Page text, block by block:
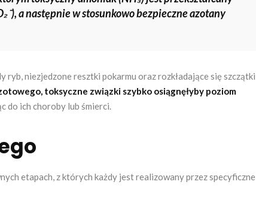
a następnie w stosunkowo bezpieczne azotany
ryb, niezjedzone resztki pokarmu oraz rozkładające się szczątki
toksyczne związki szybko osiągnęłyby poziom
do ich choroby lub śmierci.
etapach, z których każdy jest realizowany przez specyficzne